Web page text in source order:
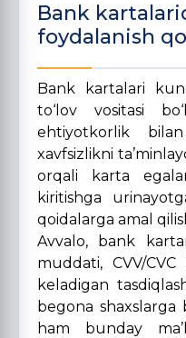
Bank
foydalanish
Bank kartalari
to‘lov vositasi
ehtiyotkorlik
xavfsizlikni
orqali karta
kiritishga
qoidalarga amal
Avvalo, bank
muddati, CVV/
keladigan
begona shaxslarga
ham bunday